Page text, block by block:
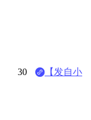
30
【发自小